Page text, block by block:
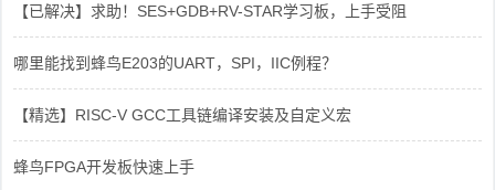
【已解决】求助！SES+GDB+RV-STAR学习板，上手受阻
哪里能找到蜂鸟E203的UART，SPI，IIC例程？
【精选】RISC-V GCC工具链编译安装及自定义宏
蜂鸟FPGA开发板快速上手